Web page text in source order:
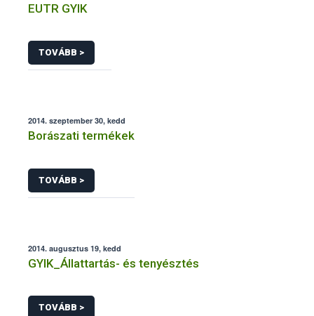
EUTR GYIK
TOVÁBB >
2014. szeptember 30, kedd
Borászati termékek
TOVÁBB >
2014. augusztus 19, kedd
GYIK_Állattartás- és tenyésztés
TOVÁBB >